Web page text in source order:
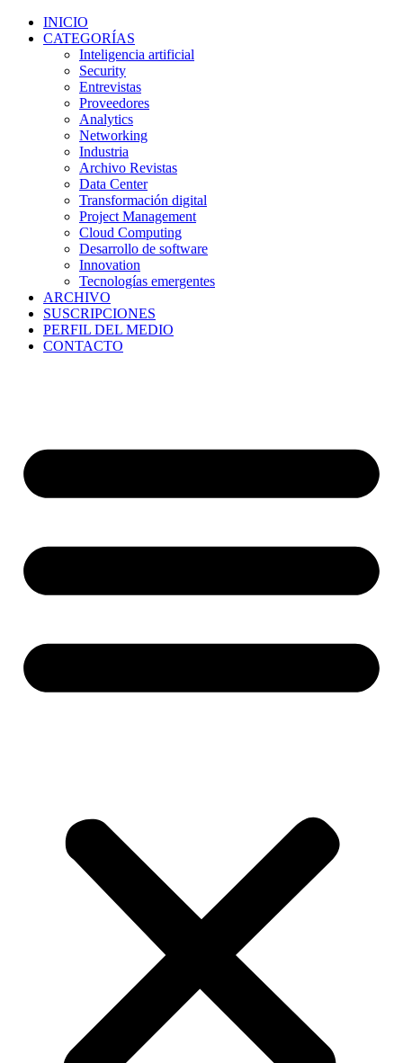
INICIO
CATEGORÍAS
Inteligencia artificial
Security
Entrevistas
Proveedores
Analytics
Networking
Industria
Archivo Revistas
Data Center
Transformación digital
Project Management
Cloud Computing
Desarrollo de software
Innovation
Tecnologías emergentes
ARCHIVO
SUSCRIPCIONES
PERFIL DEL MEDIO
CONTACTO